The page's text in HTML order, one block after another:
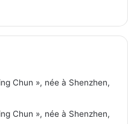
Chun », née à Shenzhen,
Chun », née à Shenzhen,